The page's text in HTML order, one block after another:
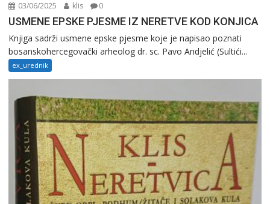
03/06/2025 klis 0
USMENE EPSKE PJESME IZ NERETVE KOD KONJICA
Knjiga sadrži usmene epske pjesme koje je napisao poznati
bosanskohercegovački arheolog dr. sc. Pavo Andjelić (Sultići...
ex_urednik